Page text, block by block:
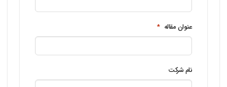
عنوان مقاله *
نام شرکت